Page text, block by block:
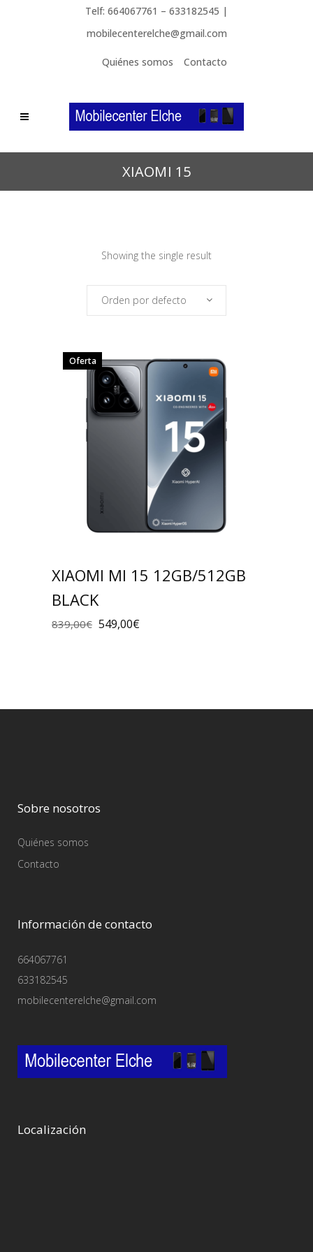
Telf: 664067761 – 633182545 |
mobilecenterelche@gmail.com
Quiénes somos Contacto
XIAOMI 15
Showing the single result
Orden por defecto
Oferta
XIAOMI MI 15 12GB/512GB
BLACK
839,00€ 549,00€
Sobre nosotros
Quiénes somos
Contacto
Información de contacto
664067761
633182545
mobilecenterelche@gmail.com
Localización